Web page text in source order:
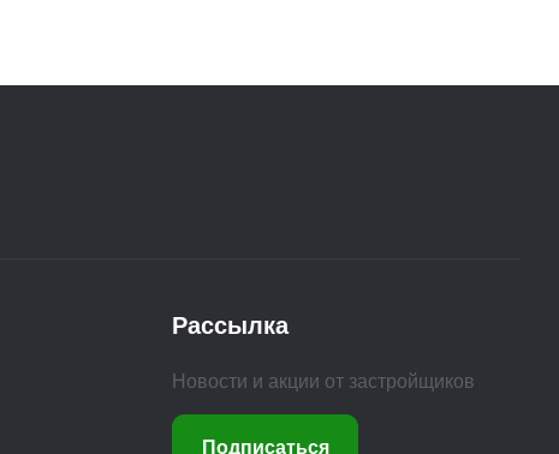
Рассылка
Новости и акции от застройщиков
Подписаться